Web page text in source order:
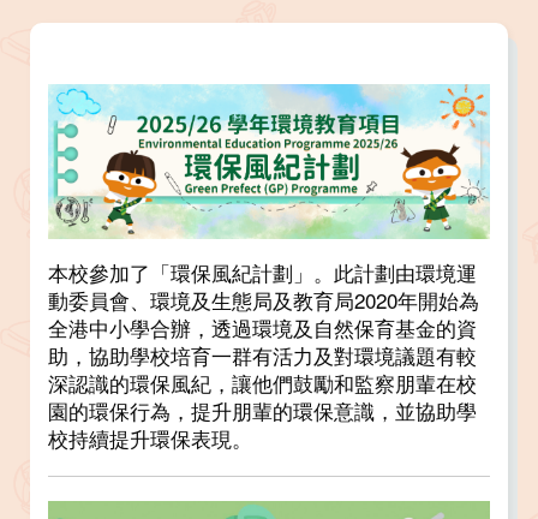
本校參加了「環保風紀計劃」。此計劃由環境運
動委員會、環境及生態局及教育局2020年開始為
全港中小學合辦，透過環境及自然保育基金的資
助，協助學校培育一群有活力及對環境議題有較
深認識的環保風紀，讓他們鼓勵和監察朋輩在校
園的環保行為，提升朋輩的環保意識，並協助學
校持續提升環保表現。